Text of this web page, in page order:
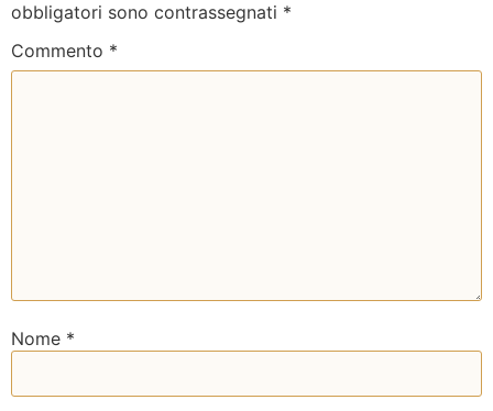
obbligatori sono contrassegnati *
Commento *
Nome *